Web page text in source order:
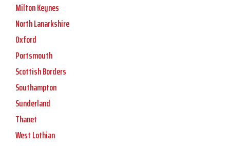
Milton Keynes
North Lanarkshire
Oxford
Portsmouth
Scottish Borders
Southampton
Sunderland
Thanet
West Lothian